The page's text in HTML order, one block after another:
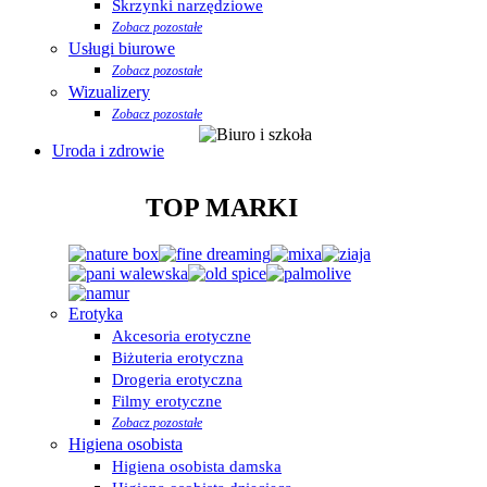
Skrzynki narzędziowe
Zobacz pozostałe
Usługi biurowe
Zobacz pozostałe
Wizualizery
Zobacz pozostałe
Uroda i zdrowie
TOP MARKI
Erotyka
Akcesoria erotyczne
Biżuteria erotyczna
Drogeria erotyczna
Filmy erotyczne
Zobacz pozostałe
Higiena osobista
Higiena osobista damska